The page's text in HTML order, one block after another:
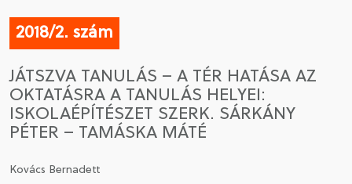
2018/2. szám
JÁTSZVA TANULÁS – A TÉR HATÁSA AZ
OKTATÁSRA A TANULÁS HELYEI:
ISKOLAÉPÍTÉSZET SZERK. SÁRKÁNY
PÉTER – TAMÁSKA MÁTÉ
Kovács Bernadett